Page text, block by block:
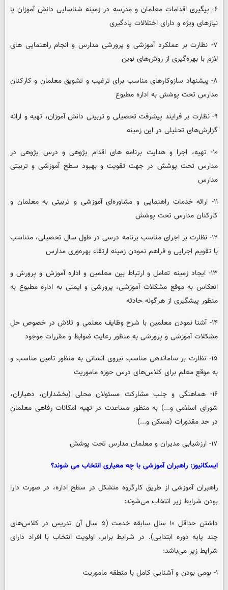
۶- پیگیری اقدامات معلمان و مدرسه در زمینه شناسایی دانش آموزان با
نیازهای ویژه و دارای اختلالات یادگیری
۷- نظارت بر عملکرد آموزشی و پرورشی مدارس و انجام راهنمایی های
لازم با بهره‌گیری از روش‌های نوین
۸- پیشنهاد سازوکارهای مناسب برای ترغیب و تشویق معلمان و کارکنان
مدارس تحت پوشش به اداره مطبوع
۹- نظارت بر فرایند پیشرفت تحصیلی و تربیتی دانش آموزان، تهیه و ارائه
گزارش‌های تحلیلی در این زمینه
۱۰- تهیه، اجرا و هدایت برنامه های اقدام پژوهی و درس پژوهی در
مدارس تحت پوشش در جهت تقویت و بهبود سطح آموزشی و تربیتی
مدارس
۱۱- ارائه خدمات راهنمایی و مشاوره‌ای آموزشی و تربیتی به معلمان و
کارکنان مدارس تحت پوشش
۱۲- نظارت بر اجرای مناسب برنامه درسی در طول سال تحصیلی، متناسب
با تقویم اجرایی و فراهم نمودن زمینه ارتقاء بهره‌وری مدارس
۱۳- ایجاد زمینه تعامل و ارتباط بین معلمین و اداره آموزش و پرورش و
انعکاس به موقع مشکلات آموزشی، پرورشی و ایمنی به اداره مطبوع به
منظور پیشگیری از هرگونه حادثه
۱۴- آشنا نمودن معلمین با شرح وظایف معلمی و تلاش در خصوص حل
مشکلات آموزشی و پرورشی به منظور رعایت ضوابط و مقررات موجود
۱۵- نظارت بر ساماندهی مناسب نیروی انسانی به منظور تامین مناسب و
به موقع معلم برای کلاس‌های درس حوزه ماموریت
۱۶- هماهنگی و جلب مشارکت مسئولان محلی (بخشداران، دهیاران،
شورای اسلامی و...) به منظور مساعدت در تهیه امکانات رفاهی معلمان
در حد مقدورات (مسکن و...)
۱۷- ارزشیابی مدیران و معلمان مدارس تحت پوشش
ایسکانیوز: راهبران آموزشی با چه معیاری انتخاب می شوند؟
راهبران آموزشی از طریق کارگروه متشکل در سطح اداره، در صورت دارا
بودن شرایط زیر انتخاب می‌شوند:
داشتن حداقل ۱۰ سال سابقه خدمت (۵ سال آن تدریس در کلاس‌های
چند پایه دوره ابتدایی). در شرایط برابر، اولویت انتخاب با افراد دارای
شرایط زیر می‌باشد:
۱- بومی بودن و آشنایی کامل با منطقه ماموریت